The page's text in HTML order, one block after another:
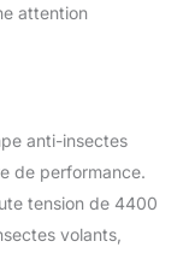
une
atteindre
Cet
électrique
attention
anti-insectes
de performance.
tension de 4400
volants,